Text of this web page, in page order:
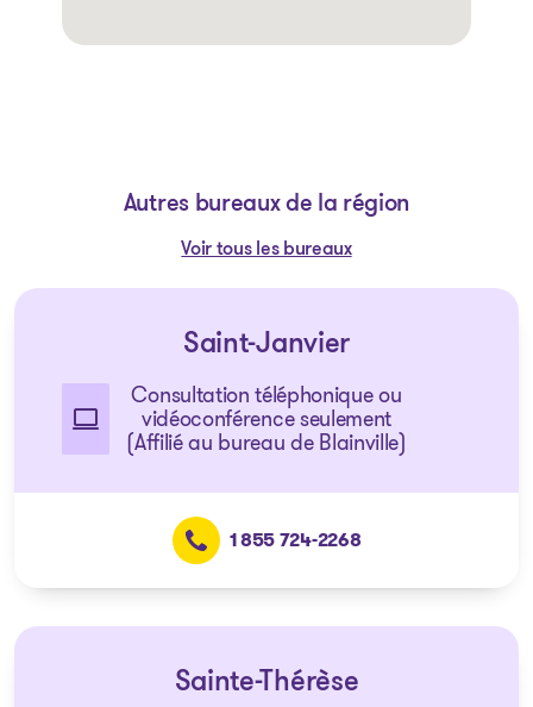
Autres bureaux de la région
Voir tous les bureaux
Saint-Janvier
Consultation téléphonique ou
vidéoconférence seulement
(Affilié au bureau de Blainville)
1 855 724-2268
Sainte-Thérèse